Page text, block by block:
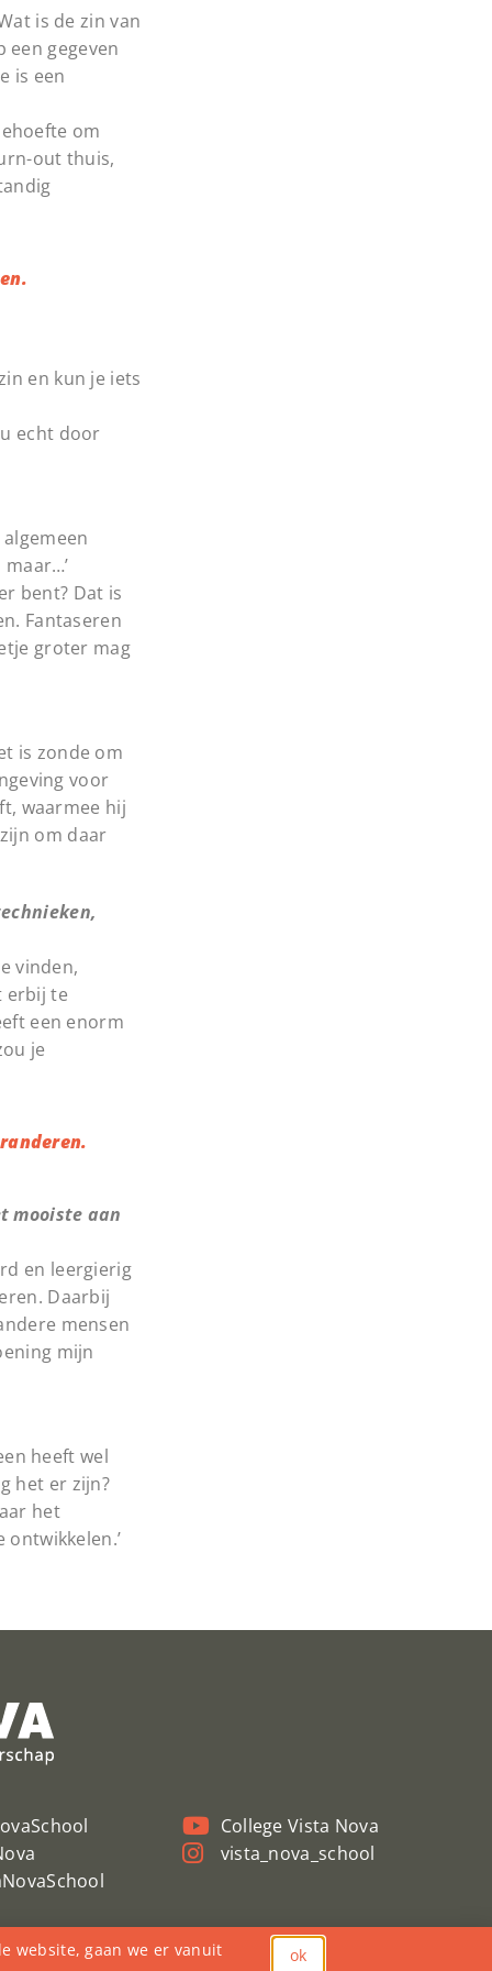
is de zin van
gegeven
is een
om
out thuis,
en kun je iets
echt door
bent? Dat is
Fantaseren
groter mag
is zonde om
voor
waarmee hij
om daar
vinden,
erbij te
een enorm
je
mooiste aan
en leergierig
Daarbij
mensen
mijn
heeft wel
het er zijn?
het
College Vista Nova
vista_nova_school
website, gaan we er vanuit ok